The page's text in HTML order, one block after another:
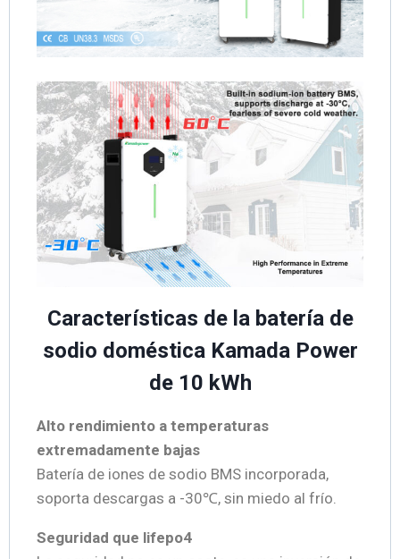
Características de la batería de
sodio doméstica Kamada Power
de 10 kWh
Alto rendimiento a temperaturas
extremadamente bajas
Batería de iones de sodio BMS incorporada,
soporta descargas a -30℃, sin miedo al frío.
Seguridad que lifepo4